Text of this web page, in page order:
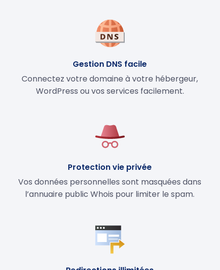
Gestion DNS facile
Connectez votre domaine à votre hébergeur,
WordPress ou vos services facilement.
Protection vie privée
Vos données personnelles sont masquées dans
l’annuaire public Whois pour limiter le spam.